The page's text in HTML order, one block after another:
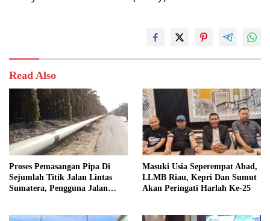
Read Also
Proses Pemasangan Pipa Di
Sejumlah Titik Jalan Lintas
Sumatera, Pengguna Jalan
Masuki Usia Seperempat Abad,
LLMB Riau, Kepri Dan Sumut
Akan Peringati Harlah Ke-25